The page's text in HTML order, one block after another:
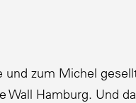
und zum Michel
Wall Hamburg. Und